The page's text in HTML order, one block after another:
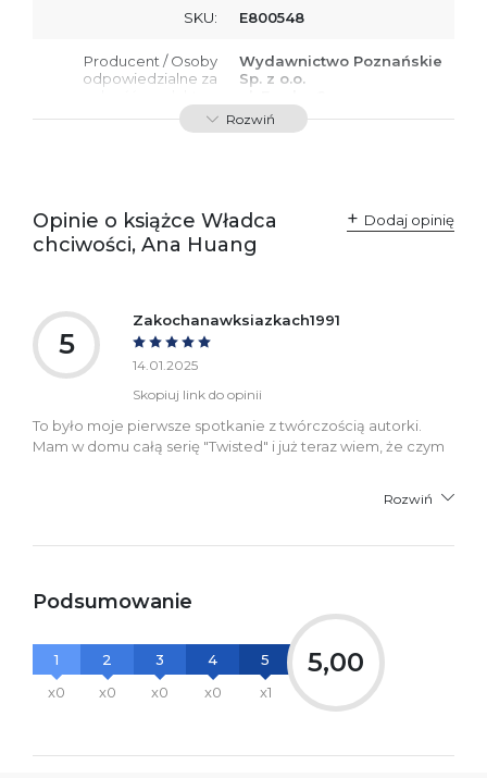
SKU: E800548
Producent / Osoby
odpowiedzialne za
przepisami:
Wydawnictwo Poznańskie
Sp. z o.o.
61-701 Poznań
Polska
Ostrzeżenia oraz
informacje dotyczące
bezpieczeństwa:
Załącznik PDF
Rozwiń
Opinie o książce Władca
chciwości, Ana Huang
Dodaj opinię
5
Zakochanawksiazkach1991
14.01.2025
Skopiuj link do opinii
To było moje pierwsze spotkanie z twórczością autorki.
Mam w domu całą serię "Twisted" i już teraz wiem, że czym
Rozwiń
Podsumowanie
1
x0
2
x0
3
x0
4
x0
5
x1
5,00